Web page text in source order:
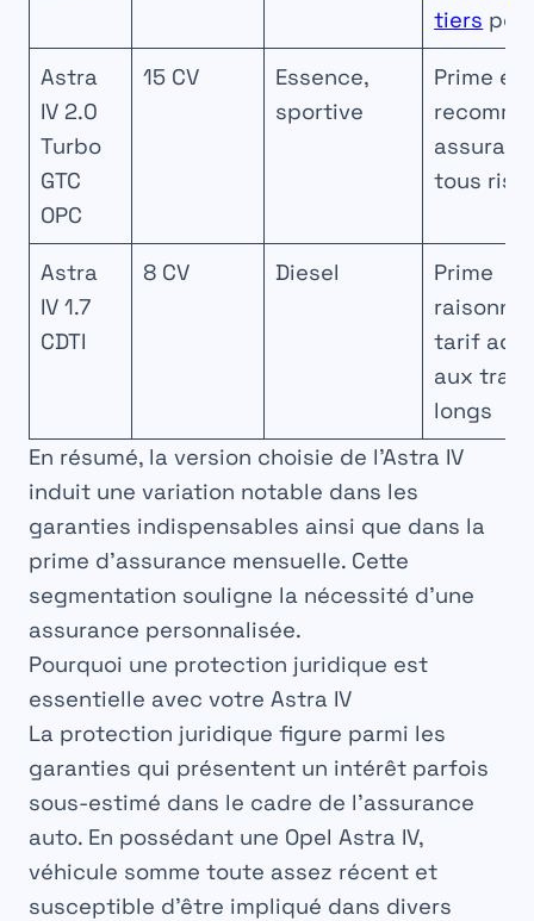
tiers
Astra
IV 2.0
Turbo
GTC
OPC
15 CV
Essence,
sportive
Prime
tous
Astra
IV 1.7
CDTI
8 CV Diesel
Prime
tarif
aux
longs
En résumé, la version choisie de l’Astra IV
induit une variation notable dans les
garanties indispensables ainsi que dans la
prime d’assurance mensuelle. Cette
segmentation souligne la nécessité d’une
assurance personnalisée.
Pourquoi une protection juridique est
essentielle avec votre Astra IV
La protection juridique figure parmi les
garanties qui présentent un intérêt parfois
sous-estimé dans le cadre de l’assurance
auto. En possédant une Opel Astra IV,
véhicule somme toute assez récent et
susceptible d’être impliqué dans divers